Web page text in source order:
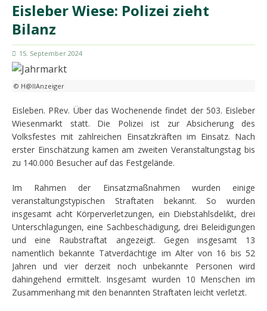
Eisleber Wiese: Polizei zieht
Bilanz
15. September 2024
© H@llAnzeiger
Eisleben. PRev. Über das Wochenende findet der 503. Eisleber
Wiesenmarkt statt. Die Polizei ist zur Absicherung des
Volksfestes mit zahlreichen Einsatzkräften im Einsatz. Nach
erster Einschätzung kamen am zweiten Veranstaltungstag bis
zu 140.000 Besucher auf das Festgelände.
Im Rahmen der Einsatzmaßnahmen wurden einige
veranstaltungstypischen Straftaten bekannt. So wurden
insgesamt acht Körperverletzungen, ein Diebstahlsdelikt, drei
Unterschlagungen, eine Sachbeschädigung, drei Beleidigungen
und eine Raubstraftat angezeigt. Gegen insgesamt 13
namentlich bekannte Tatverdächtige im Alter von 16 bis 52
Jahren und vier derzeit noch unbekannte Personen wird
dahingehend ermittelt. Insgesamt wurden 10 Menschen im
Zusammenhang mit den benannten Straftaten leicht verletzt.